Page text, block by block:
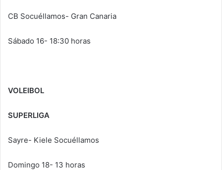
CB Socuéllamos- Gran Canaria
Sábado 16- 18:30 horas
VOLEIBOL
SUPERLIGA
Sayre- Kiele Socuéllamos
Domingo 18- 13 horas